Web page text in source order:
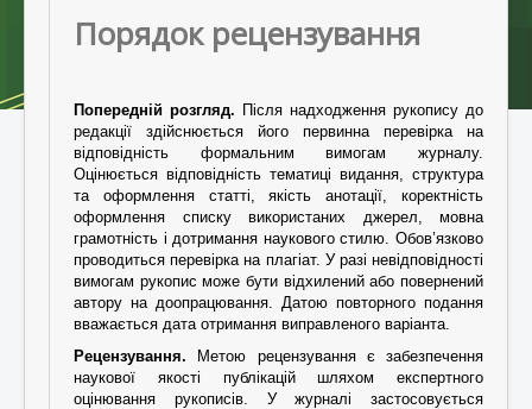
Порядок рецензування
Попередній розгляд. Після надходження рукопису до
редакції здійснюється його первинна перевірка на
відповідність формальним вимогам журналу.
Оцінюється відповідність тематиці видання, структура
та оформлення статті, якість анотації, коректність
оформлення списку використаних джерел, мовна
грамотність і дотримання наукового стилю. Обов’язково
проводиться перевірка на плагіат. У разі невідповідності
вимогам рукопис може бути відхилений або повернений
автору на доопрацювання. Датою повторного подання
вважається дата отримання виправленого варіанта.
Рецензування. Метою рецензування є забезпечення
наукової якості публікацій шляхом експертного
оцінювання рукописів. У журналі застосовується